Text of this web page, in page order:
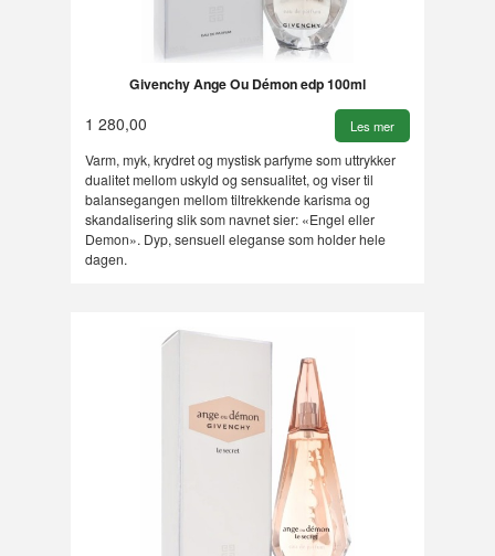
Givenchy Ange Ou Démon edp 100ml
1 280,00 Les mer
Varm, myk, krydret og mystisk parfyme som uttrykker
dualitet mellom uskyld og sensualitet, og viser til
balansegangen mellom tiltrekkende karisma og
skandalisering slik som navnet sier: «Engel eller
Demon». Dyp, sensuell eleganse som holder hele
dagen.